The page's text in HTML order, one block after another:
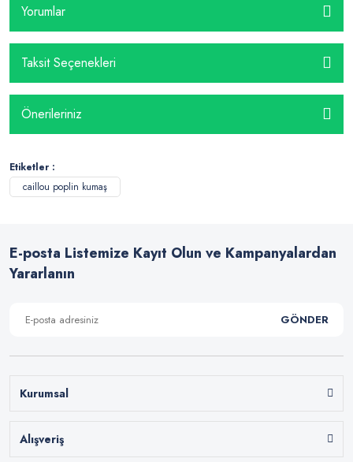
Yorumlar
Taksit Seçenekleri
Önerileriniz
Etiketler :
caillou poplin kumaş
E-posta Listemize Kayıt Olun ve Kampanyalardan
Yararlanın
GÖNDER
Kurumsal
Alışveriş